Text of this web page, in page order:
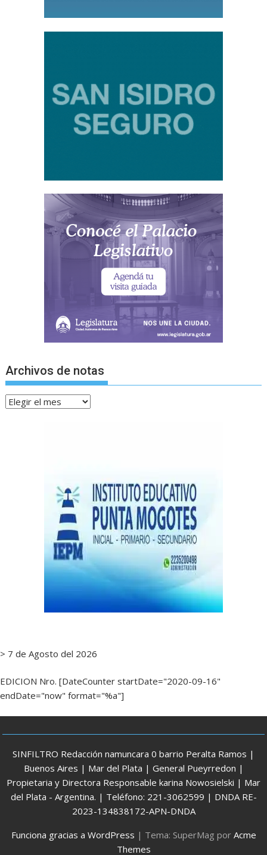
Archivos de notas
Archivos
> 7 de Agosto del 2026
EDICION Nro. [DateCounter startDate="2020-09-16"
endDate="now" format="%a"]
SINFILTRO Redacción namuncara 0 barrio Peralta Ramos |
Buenos Aires | Mar del Plata | General Pueyrredon |
Propietaria y Directora Responsable karina Nowosielski | Mar
del Plata - Argentina. | Teléfono: 221-3062599 | DNDA RE-
2023-134838172-APN-DNDA
Funciona gracias a WordPress | Tema: SuperMag por Acme
Themes